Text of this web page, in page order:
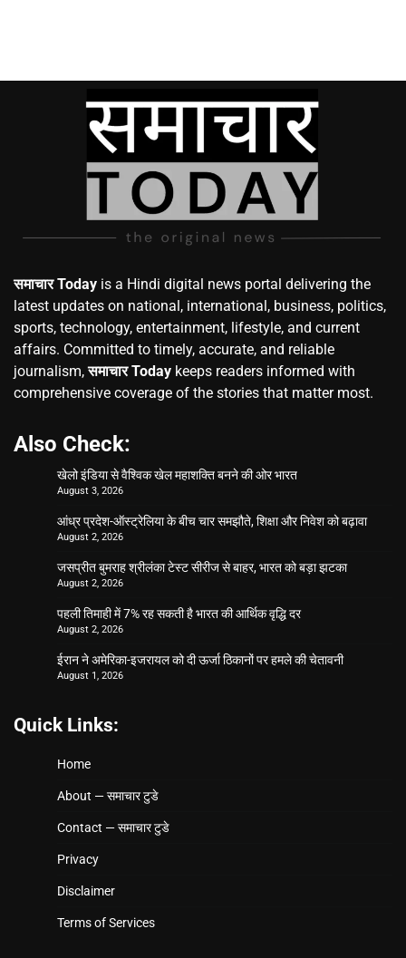
समाचार Today is a Hindi digital news portal delivering the
latest updates on national, international, business, politics,
sports, technology, entertainment, lifestyle, and current
affairs. Committed to timely, accurate, and reliable
journalism,समाचार Today keeps readers informed with
comprehensive coverage of the stories that matter most.
Also Check:
खेलो इंडिया से वैश्विक खेल महाशक्ति बनने की ओर भारत
August 3, 2026
आंध्र प्रदेश-ऑस्ट्रेलिया के बीच चार समझौते, शिक्षा और निवेश को बढ़ावा
August 2, 2026
जसप्रीत बुमराह श्रीलंका टेस्ट सीरीज से बाहर, भारत को बड़ा झटका
August 2, 2026
पहली तिमाही में 7% रह सकती है भारत की आर्थिक वृद्धि दर
August 2, 2026
ईरान ने अमेरिका-इजरायल को दी ऊर्जा ठिकानों पर हमले की चेतावनी
August 1, 2026
Quick Links:
Home
About — समाचार टुडे
Contact — समाचार टुडे
Privacy
Disclaimer
Terms of Services